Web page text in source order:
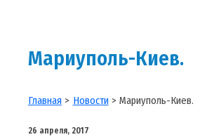
Мариуполь-Киев.
Главная Новости Мариуполь-Киев.
26 апреля, 2017